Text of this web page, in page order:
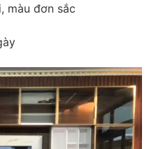
màu đơn sắc